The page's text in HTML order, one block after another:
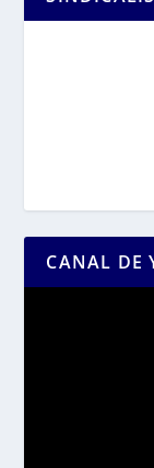
CANAL DE